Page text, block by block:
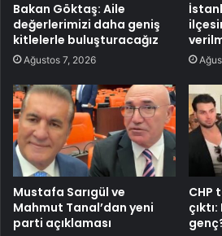
Bakan Göktaş: Aile
değerlerimizi daha geniş
kitlelerle buluşturacağız
Ağustos 7, 2026
Mustafa Sarıgül ve
Mahmut Tanal’dan yeni
parti açıklaması
CHP